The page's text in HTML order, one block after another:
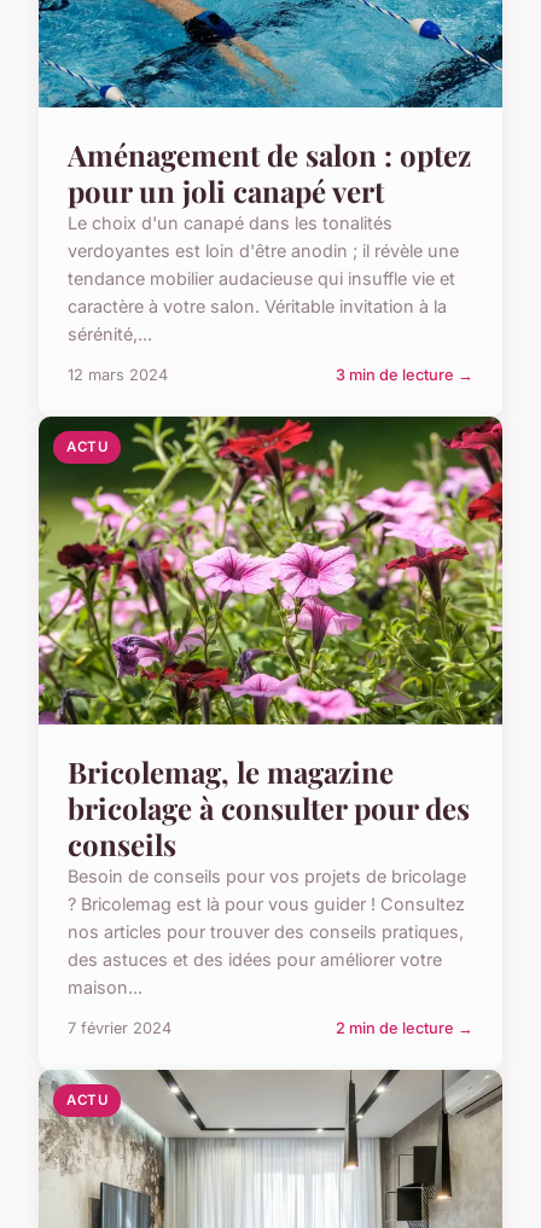
Aménagement de salon : optez
pour un joli canapé vert
Le choix d'un canapé dans les tonalités
verdoyantes est loin d'être anodin ; il révèle une
tendance mobilier audacieuse qui insuffle vie et
caractère à votre salon. Véritable invitation à la
sérénité,...
12 mars 2024 3 min de lecture →
ACTU
Bricolemag, le magazine
bricolage à consulter pour des
conseils
Besoin de conseils pour vos projets de bricolage
? Bricolemag est là pour vous guider ! Consultez
nos articles pour trouver des conseils pratiques,
des astuces et des idées pour améliorer votre
maison...
7 février 2024 2 min de lecture →
ACTU